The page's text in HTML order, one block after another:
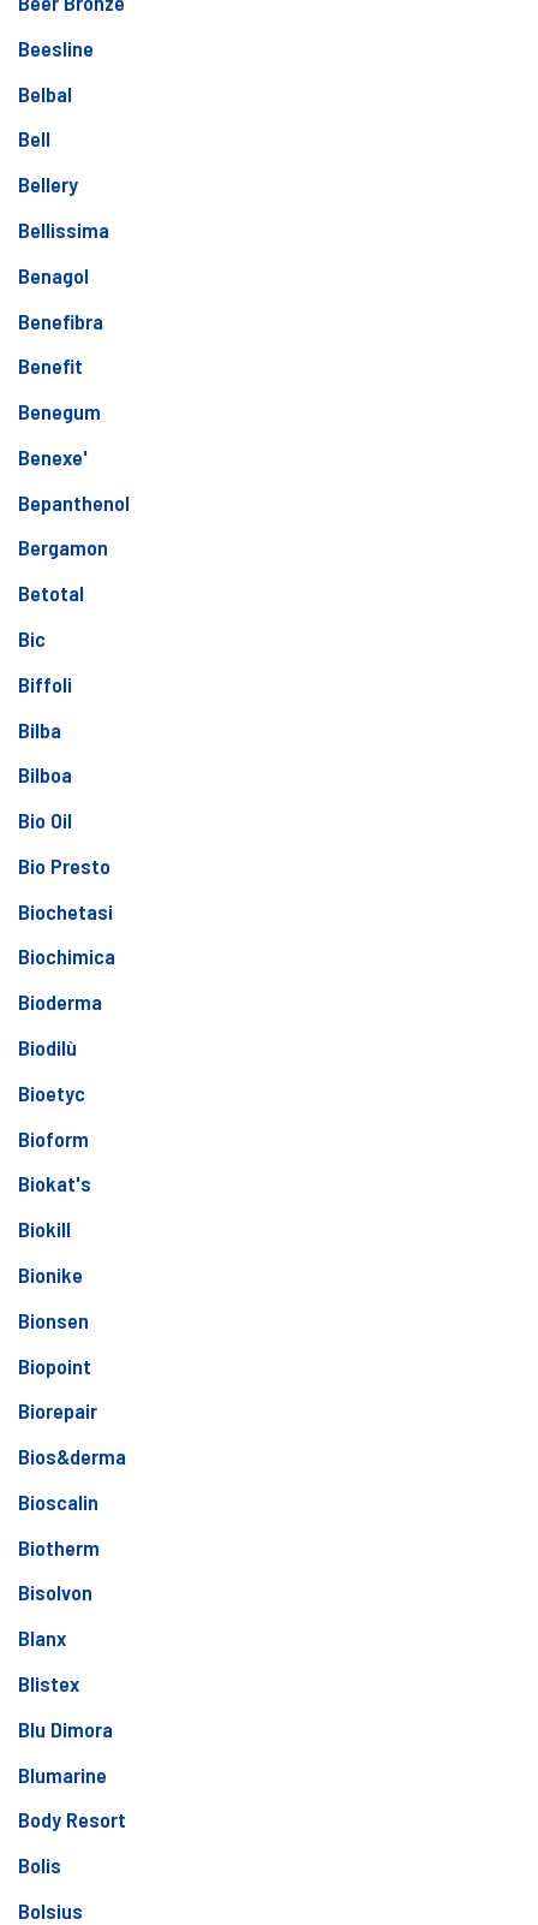
Beesline
Belbal
Bell
Bellery
Bellissima
Benagol
Benefibra
Benefit
Benegum
Benexe'
Bepanthenol
Bergamon
Betotal
Bic
Biffoli
Bilba
Bilboa
Bio Oil
Bio Presto
Biochetasi
Biochimica
Bioderma
Biodilù
Bioetyc
Bioform
Biokat's
Biokill
Bionike
Bionsen
Biopoint
Biorepair
Bios&derma
Bioscalin
Biotherm
Bisolvon
Blanx
Blistex
Blu Dimora
Blumarine
Body Resort
Bolis
Bolsius